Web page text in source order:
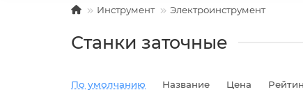
Инструмент Электроинструмент
Станки заточные
По умолчанию Название Цена